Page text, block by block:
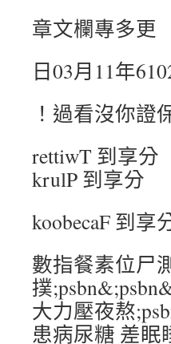
章文欄專多更
日03月11年
！過看沒你證
rettiwT 到享分
krulP 到享分
koobecaF 到享
數指餐素位尸
撲
大力壓夜熬
患病尿糖 差眠